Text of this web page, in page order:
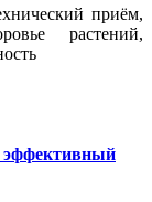
приём,
растений,
эффективный